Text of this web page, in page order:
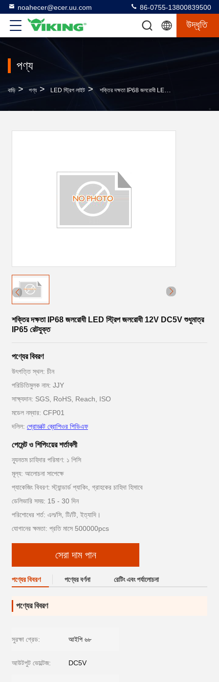
noahecer@ecer.uu.com 86-0755-13800839500
উদ্ধৃতি
পণ্য
বাড়ি > পণ্য > LED স্ট্রিপ লাইট > শক্তির দক্ষতা IP68 জলরোধী LED স্ট্রিপ জলরোধী 12V DC5V শুধুমাত্র IP65 রেটযুক্ত
শক্তির দক্ষতা IP68 জলরোধী LED স্ট্রিপ জলরোধী 12V DC5V শুধুমাত্র
IP65 রেটযুক্ত
পণ্যের বিবরণ
উৎপত্তি স্থল: চীন
পরিচিতিমুলক নাম: JJY
সাক্ষ্যদান: SGS, RoHS, Reach, ISO
মডেল নম্বার: CFP01
দলিল: প্রোডাক্ট ব্রোশিওর পিডিএফ
পেমেন্ট ও শিপিংয়ের শর্তাবলী
ন্যূনতম চাহিদার পরিমাণ: ১ পিসি
মূল্য: আলোচনা সাপেক্ষে
প্যাকেজিং বিবরণ: স্ট্যান্ডার্ড প্যাকিং, গ্রাহকের চাহিদা হিসাবে
ডেলিভারি সময়: 15 - 30 দিন
পরিশোধের শর্ত: এল/সি, টি/টি, ইত্যাদি।
যোগানের ক্ষমতা: প্রতি মাসে 500000pcs
সেরা দাম পান
পণ্যের বিবরণ পণ্যের বর্ণনা রেটিং এবং পর্যালোচনা
পণ্যের বিবরণ
সুরক্ষা গ্রেড: আইপি ৬৮
আউটপুট ভোল্টেজ: DC5V